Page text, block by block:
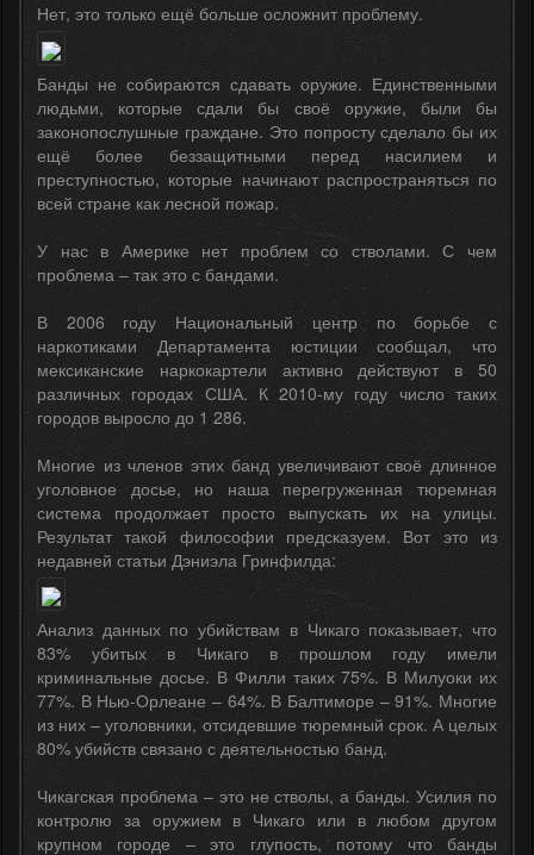
Нет, это только ещё больше осложнит проблему.
Банды не собираются сдавать оружие. Единственными
людьми, которые сдали бы своё оружие, были бы
законопослушные граждане. Это попросту сделало бы их
ещё более беззащитными перед насилием и
преступностью, которые начинают распространяться по
всей стране как лесной пожар.
У нас в Америке нет проблем со стволами. С чем
проблема – так это с бандами.
В 2006 году Национальный центр по борьбе с
наркотиками Департамента юстиции сообщал, что
мексиканские наркокартели активно действуют в 50
различных городах США. К 2010-му году число таких
городов выросло до 1 286.
Многие из членов этих банд увеличивают своё длинное
уголовное досье, но наша перегруженная тюремная
система продолжает просто выпускать их на улицы.
Результат такой философии предсказуем. Вот это из
недавней статьи Дэниэла Гринфилда:
Анализ данных по убийствам в Чикаго показывает, что
83% убитых в Чикаго в прошлом году имели
криминальные досье. В Филли таких 75%. В Милуоки их
77%. В Нью-Орлеане – 64%. В Балтиморе – 91%. Многие
из них – уголовники, отсидевшие тюремный срок. А целых
80% убийств связано с деятельностью банд.
Чикагская проблема – это не стволы, а банды. Усилия по
контролю за оружием в Чикаго или в любом другом
крупном городе – это глупость, потому что банды